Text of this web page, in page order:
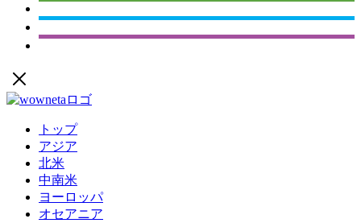
トップ
アジア
北米
中南米
ヨーロッパ
オセアニア